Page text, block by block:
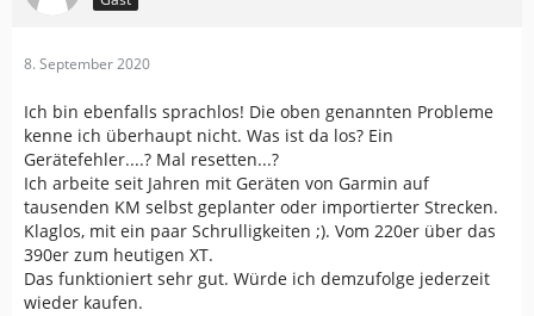
8. September 2020
Ich bin ebenfalls sprachlos! Die oben genannten Probleme
kenne ich überhaupt nicht. Was ist da los? Ein
Gerätefehler....? Mal resetten...?
Ich arbeite seit Jahren mit Geräten von Garmin auf
tausenden KM selbst geplanter oder importierter Strecken.
Klaglos, mit ein paar Schrulligkeiten ;). Vom 220er über das
390er zum heutigen XT.
Das funktioniert sehr gut. Würde ich demzufolge jederzeit
wieder kaufen.